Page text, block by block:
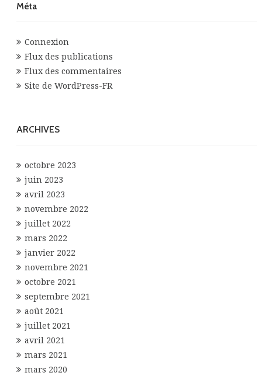
Méta
Connexion
Flux des publications
Flux des commentaires
Site de WordPress-FR
ARCHIVES
octobre 2023
juin 2023
avril 2023
novembre 2022
juillet 2022
mars 2022
janvier 2022
novembre 2021
octobre 2021
septembre 2021
août 2021
juillet 2021
avril 2021
mars 2021
mars 2020